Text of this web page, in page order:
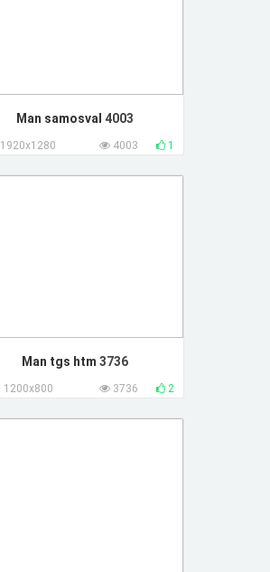
Man samosval 4003
1920x1280 1
4003
Man tgs htm 3736
1200x800 2
3736